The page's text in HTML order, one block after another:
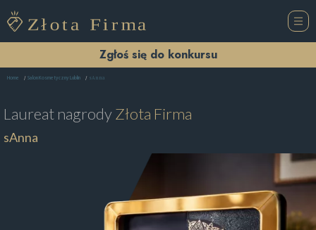
Zgłoś się do konkursu
Home Salon Kosmetyczny Lublin sAnna
Laureat nagrodyZłota Firma
sAnna